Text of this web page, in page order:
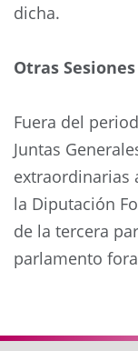
dicha.
Otras
Fuera del
Juntas
extraordinarias
la Diputación
de la tercera
parlamento